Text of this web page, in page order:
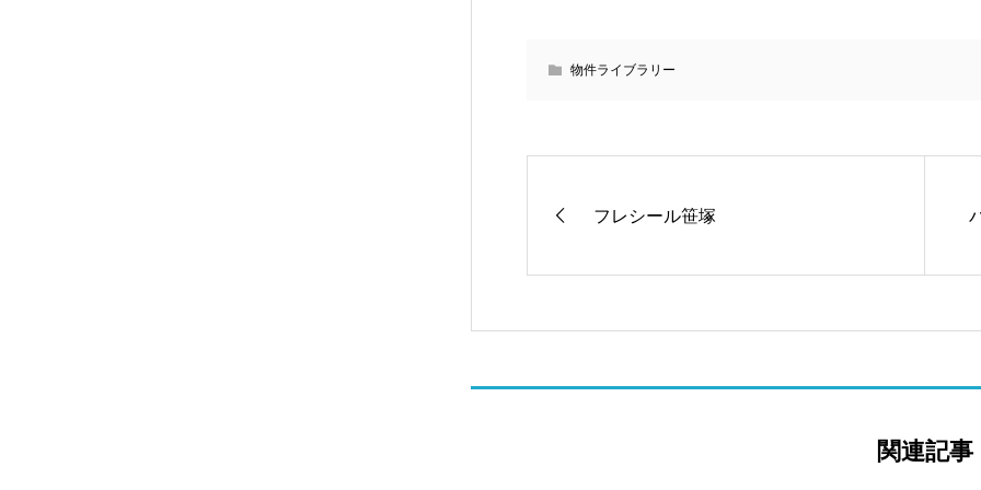
物件ライブラリー
フレシール笹塚
関連記事